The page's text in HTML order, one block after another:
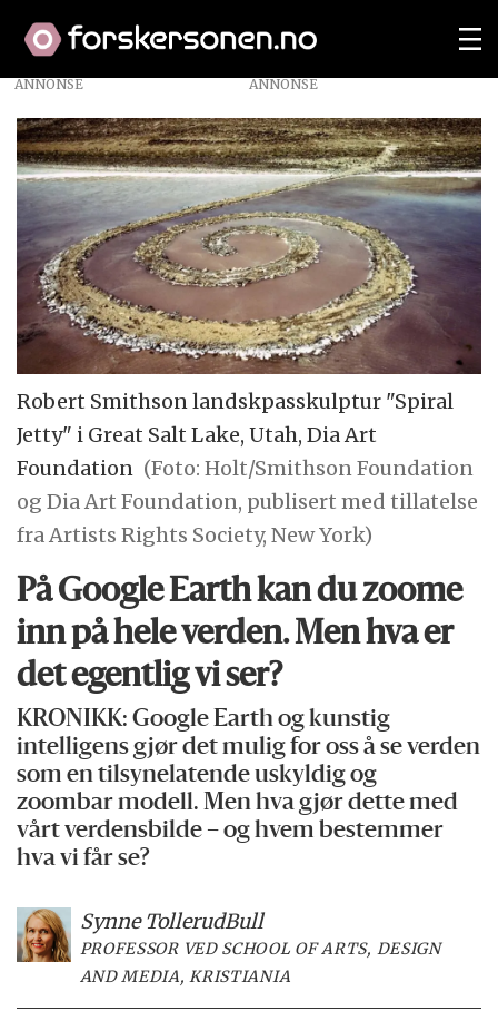
ANNONSE
Robert Smithson landskpasskulptur "Spiral
Jetty" i Great Salt Lake, Utah, Dia Art
Foundation (Foto: Holt/Smithson Foundation
og Dia Art Foundation, publisert med tillatelse
fra Artists Rights Society, New York)
På Google Earth kan du zoome
inn på hele verden. Men hva er
det egentlig vi ser?
KRONIKK: Google Earth og kunstig
intelligens gjør det mulig for oss å se verden
som en tilsynelatende uskyldig og
zoombar modell. Men hva gjør dette med
vårt verdensbilde – og hvem bestemmer
hva vi får se?
Synne TollerudBull
PROFESSOR VED SCHOOL OF ARTS, DESIGN
AND MEDIA, KRISTIANIA